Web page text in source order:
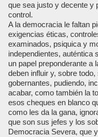
que sea justo y decente y
control.
A la democracia le faltan
exigencias éticas,
examinados, psiquica y
independientes, auténtica
un papel preponderante a
deben influir y, sobre
gobernantes, pudiendo,
acabar, como también la
esos cheques en blanco
como les da la gana,
que son sus jefes y los
Democracia Severa, que